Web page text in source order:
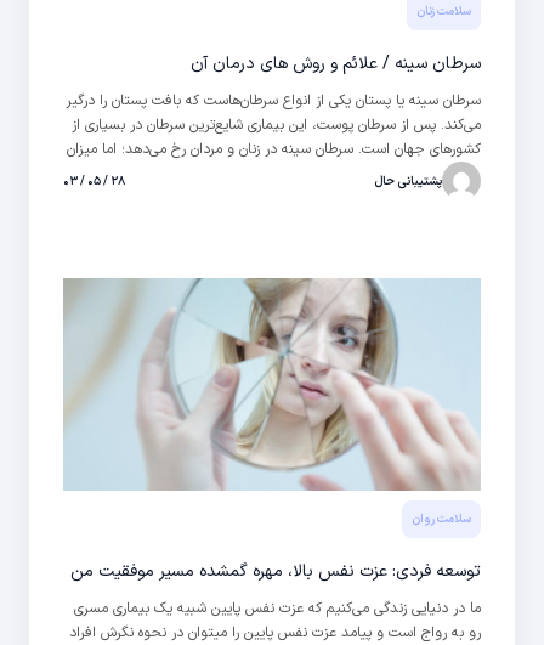
سلامت زنان
سرطان سینه / علائم و روش های درمان آن
سرطان سینه یا پستان یکی از انواع سرطان‌هاست که بافت پستان را درگیر
می‌کند. پس از سرطان پوست، این بیماری شایع‌ترین سرطان در بسیاری از
کشورهای جهان است. سرطان سینه در زنان و مردان رخ می‌دهد؛ اما میزان
شیوع آن در میان زنان بسیار بیشتر است. آگاهی از این بیماری و
بودجه‌های تحقیقاتی اختصاص یافته در این زمینه به تشخیص به موقع
پشتیبانی حال ۲۸ / ۰۵ / ۰۳
سلامت روان
توسعه فردی: عزت نفس بالا، مهره گمشده مسیر موفقیت من
ما در دنیایی زندگی می‌کنیم که عزت نفس پایین شبیه یک بیماری مسری
رو به رواج است و پیامد عزت نفس پایین را میتوان در نحوه نگرش افراد